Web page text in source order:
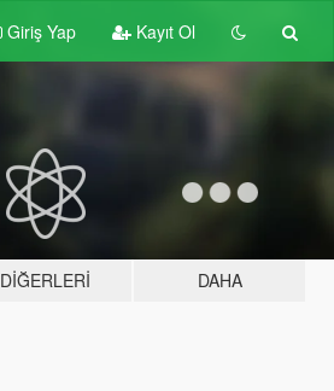
Giriş Yap Kayıt Ol
DIĞERLERI DAHA